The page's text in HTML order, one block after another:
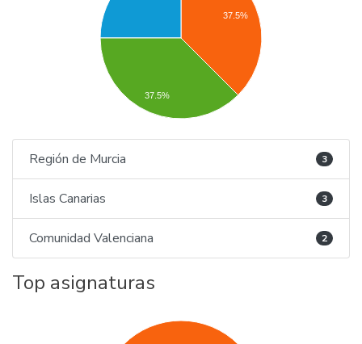
37.5%
37.5%
Región de Murcia 3
Islas Canarias 3
Comunidad Valenciana 2
Top asignaturas